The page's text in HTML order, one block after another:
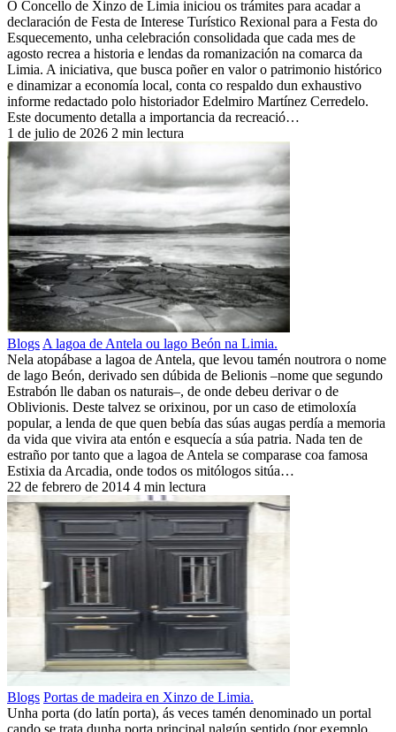
O Concello de Xinzo de Limia iniciou os trámites para acadar a
declaración de Festa de Interese Turístico Rexional para a Festa do
Esquecemento, unha celebración consolidada que cada mes de
agosto recrea a historia e lendas da romanización na comarca da
Limia. A iniciativa, que busca poñer en valor o patrimonio histórico
e dinamizar a economía local, conta co respaldo dun exhaustivo
informe redactado polo historiador Edelmiro Martínez Cerredelo.
Este documento detalla a importancia da recreació…
1 de julio de 2026 2 min lectura
Blogs A lagoa de Antela ou lago Beón na Limia.
Nela atopábase a lagoa de Antela, que levou tamén noutrora o nome
de lago Beón, derivado sen dúbida de Belionis –nome que segundo
Estrabón lle daban os naturais–, de onde debeu derivar o de
Oblivionis. Deste talvez se orixinou, por un caso de etimoloxía
popular, a lenda de que quen bebía das súas augas perdía a memoria
da vida que vivira ata entón e esquecía a súa patria. Nada ten de
estraño por tanto que a lagoa de Antela se comparase coa famosa
Estixia da Arcadia, onde todos os mitólogos sitúa…
22 de febrero de 2014 4 min lectura
Blogs Portas de madeira en Xinzo de Limia.
Unha porta (do latín porta), ás veces tamén denominado un portal
cando se trata dunha porta principal nalgún sentido (por exemplo,